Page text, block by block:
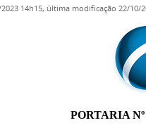
14h15, última modificação 22/10/
PORTARIA